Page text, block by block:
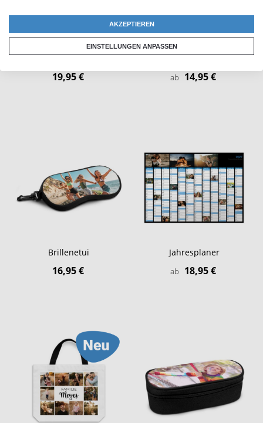
Notizbuch 'A4'
19,95 €
Kugelschreiber 'Gravur'
ab 14,95 €
Brillenetui
16,95 €
Jahresplaner
ab 18,95 €
AKZEPTIEREN
EINSTELLUNGEN ANPASSEN